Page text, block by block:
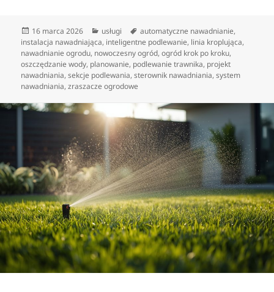
Data
publikacji
16 marca 2026 Kategorie
usługi Tagi
automatyczne nawadnianie,
instalacja nawadniająca, inteligentne podlewanie, linia kroplująca,
nawadnianie ogrodu, nowoczesny ogród,ogród krok po kroku,
oszczędzanie wody, planowanie, podlewanie trawnika, projekt
nawadniania,sekcje podlewania,sterownik nawadniania,system
nawadniania,zraszacze ogrodowe